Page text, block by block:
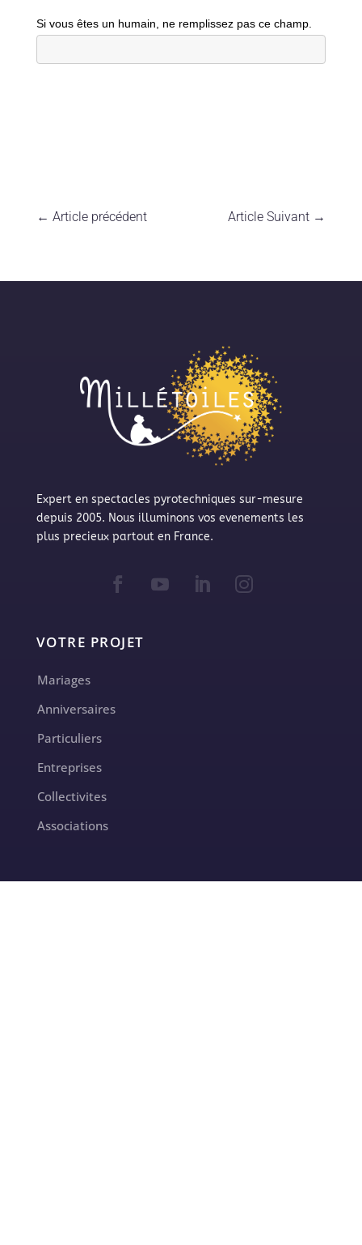
Si vous êtes un humain, ne remplissez pas ce champ.
← Article précédent Article Suivant →
Expert en spectacles pyrotechniques sur-mesure
depuis 2005. Nous illuminons vos evenements les
plus precieux partout en France.
VOTRE PROJET
Mariages
Anniversaires
Particuliers
Entreprises
Collectivites
Associations
A PROPOS